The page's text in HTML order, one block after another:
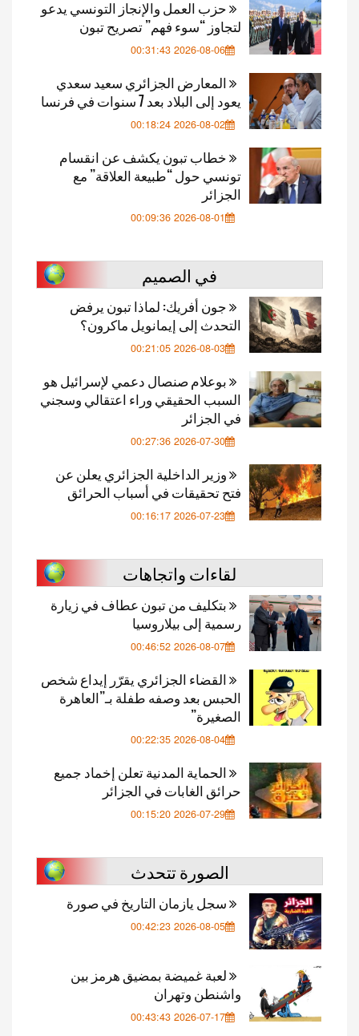
حزب العمل والإنجاز التونسي يدعو
لتجاوز “سوء فهم” تصريح تبون
2026-08-06 00:31:43
المعارض الجزائري سعيد سعدي
يعود إلى البلاد بعد 7 سنوات في فرنسا
2026-08-02 00:18:24
خطاب تبون يكشف عن انقسام
تونسي حول “طبيعة العلاقة” مع
الجزائر
2026-08-01 00:09:36
في الصميم
جون أفريك: لماذا تبون يرفض
التحدث إلى إيمانويل ماكرون؟
2026-08-03 00:21:05
بوعلام صنصال دعمي لإسرائيل هو
السبب الحقيقي وراء اعتقالي وسجني
في الجزائر
2026-07-30 00:27:36
وزير الداخلية الجزائري يعلن عن
فتح تحقيقات في أسباب الحرائق
2026-07-23 00:16:17
لقاءات واتجاهات
بتكليف من تبون عطاف في زيارة
رسمية إلى بيلاروسيا
2026-08-07 00:46:52
القضاء الجزائري يقرّر إيداع شخص
الحبس بعد وصفه طفلة بـ”العاهرة
الصغيرة”
2026-08-04 00:22:35
الحماية المدنية تعلن إخماد جميع
حرائق الغابات في الجزائر
2026-07-29 00:15:20
الصورة تتحدث
سجل يازمان التاريخ في صورة
2026-08-05 00:42:23
لعبة غميضة بمضيق هرمز بين
واشنطن وتهران
2026-07-17 00:43:43